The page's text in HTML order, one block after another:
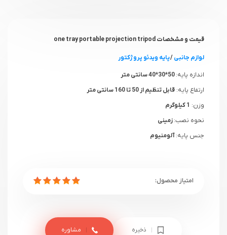
قیمت و مشخصات one tray portable projection tripod
لوازم جانبی/پایه ویدئو پروژکتور
اندازه پایه:
ارتفاع پایه: قابل تنظیم از 50 تا 160 سانتی متر
وزن: 1 کیلوگرم
نحوه نصب:زمینی
جنس پایه:آلومنیوم
ذخیره مشاوره